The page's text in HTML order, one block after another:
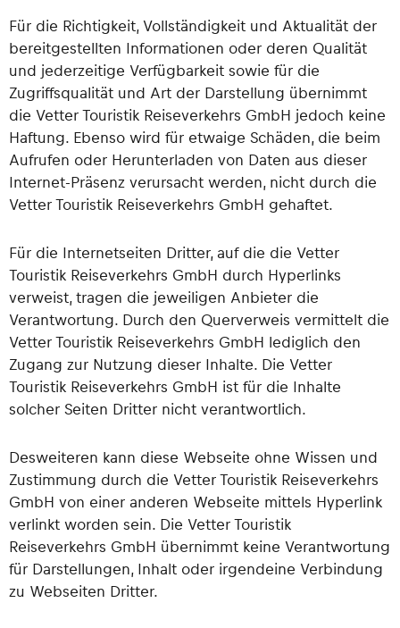
Für die Richtigkeit, Vollständigkeit und Aktualität der
bereitgestellten Informationen oder deren Qualität
und jederzeitige Verfügbarkeit sowie für die
Zugriffsqualität und Art der Darstellung übernimmt
die Vetter Touristik Reiseverkehrs GmbH jedoch keine
Haftung. Ebenso wird für etwaige Schäden, die beim
Aufrufen oder Herunterladen von Daten aus dieser
Internet-Präsenz verursacht werden, nicht durch die
Vetter Touristik Reiseverkehrs GmbH gehaftet.
Für die Internetseiten Dritter, auf die die Vetter
Touristik Reiseverkehrs GmbH durch Hyperlinks
verweist, tragen die jeweiligen Anbieter die
Verantwortung. Durch den Querverweis vermittelt die
Vetter Touristik Reiseverkehrs GmbH lediglich den
Zugang zur Nutzung dieser Inhalte. Die Vetter
Touristik Reiseverkehrs GmbH ist für die Inhalte
solcher Seiten Dritter nicht verantwortlich.
Desweiteren kann diese Webseite ohne Wissen und
Zustimmung durch die Vetter Touristik Reiseverkehrs
GmbH von einer anderen Webseite mittels Hyperlink
verlinkt worden sein. Die Vetter Touristik
Reiseverkehrs GmbH übernimmt keine Verantwortung
für Darstellungen, Inhalt oder irgendeine Verbindung
zu Webseiten Dritter.